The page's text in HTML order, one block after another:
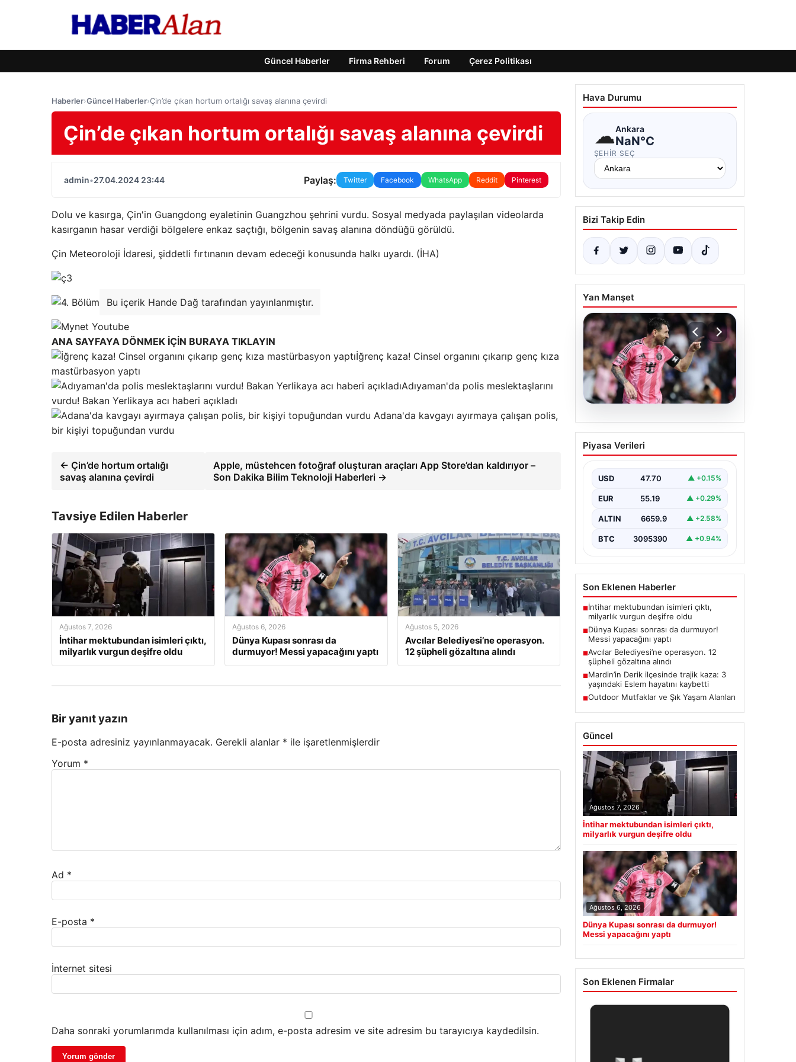
Güncel Haberler Firma Rehberi Forum Çerez Politikası
Haberler›Güncel Haberler›Çin’de çıkan hortum ortalığı savaş alanına çevirdi
Çin’de çıkan hortum ortalığı savaş alanına çevirdi
admin•27.04.2024 23:44 Paylaş: Twitter Facebook WhatsApp Reddit Pinterest
Dolu ve kasırga, Çin'in Guangdong eyaletinin Guangzhou şehrini vurdu. Sosyal medyada paylaşılan videolarda
kasırganın hasar verdiği bölgelere enkaz saçtığı, bölgenin savaş alanına döndüğü görüldü.
Çin Meteoroloji İdaresi, şiddetli fırtınanın devam edeceği konusunda halkı uyardı. (İHA)
Bu içerik Hande Dağ tarafından yayınlanmıştır.
ANA SAYFAYA DÖNMEK İÇİN BURAYA TIKLAYIN
İğrenç kaza! Cinsel organını çıkarıp genç kıza
mastürbasyon yaptı
Adıyaman'da polis meslektaşlarını
vurdu! Bakan Yerlikaya acı haberi açıkladı
Adana'da kavgayı ayırmaya çalışan polis,
bir kişiyi topuğundan vurdu
← Çin’de hortum ortalığı
savaş alanına çevirdi
Apple, müstehcen fotoğraf oluşturan araçları App Store’dan kaldırıyor –
Son Dakika Bilim Teknoloji Haberleri →
Tavsiye Edilen Haberler
Ağustos 7, 2026
İntihar mektubundan isimleri çıktı,
milyarlık vurgun deşifre oldu
Ağustos 6, 2026
Dünya Kupası sonrası da
durmuyor! Messi yapacağını yaptı
Ağustos 5, 2026
Avcılar Belediyesi’ne operasyon.
12 şüpheli gözaltına alındı
Bir yanıt yazın
E-posta adresiniz yayınlanmayacak. Gerekli alanlar * ile işaretlenmişlerdir
Yorum *
Ad *
E-posta *
İnternet sitesi
Daha sonraki yorumlarımda kullanılması için adım, e-posta adresim ve site adresim bu tarayıcıya kaydedilsin.
Hava Durumu
☁Ankara
NaN°C
ŞEHIR SEÇ
Bizi Takip Edin
Yan Manşet
Dünya Kupası sonrası da
durmuyor! Messi
Piyasa Verileri
USD 47.70 ▲ +0.15%
EUR 55.19 ▲ +0.29%
ALTIN 6659.9 ▲ +2.58%
BTC 3095390 ▲ +0.94%
Son Eklenen Haberler
■İntihar mektubundan isimleri çıktı,
milyarlık vurgun deşifre oldu
■Dünya Kupası sonrası da durmuyor!
Messi yapacağını yaptı
■Avcılar Belediyesi’ne operasyon. 12
şüpheli gözaltına alındı
■Mardin’in Derik ilçesinde trajik kaza: 3
yaşındaki Eslem hayatını kaybetti
■Outdoor Mutfaklar ve Şık Yaşam Alanları
Güncel
Ağustos 7, 2026
İntihar mektubundan isimleri çıktı,
milyarlık vurgun deşifre oldu
Ağustos 6, 2026
Dünya Kupası sonrası da durmuyor!
Messi yapacağını yaptı
Son Eklenen Firmalar